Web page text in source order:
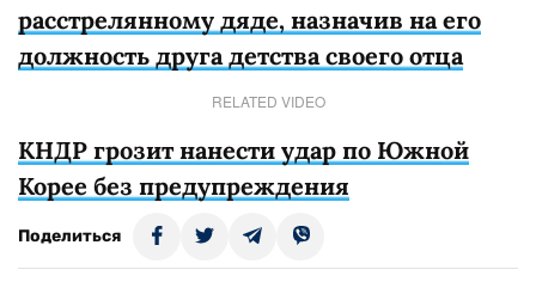
расстрелянному дяде, назначив на его
должность друга детства своего отца
RELATED VIDEO
КНДР грозит нанести удар по Южной
Корее без предупреждения
Поделиться